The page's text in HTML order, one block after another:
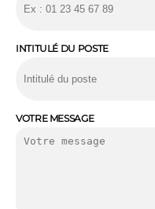
INTITULÉ DU POSTE
VOTRE MESSAGE